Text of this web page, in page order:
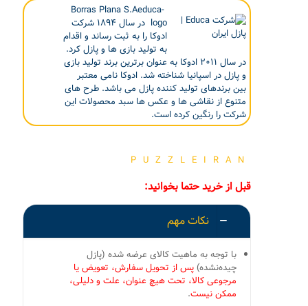
Borras Plana S.Aeduca-
logo در سال ۱۸۹۴ شرکت
ادوکا را به ثبت رساند و اقدام
به تولید بازی ها و پازل کرد.
در سال ۲۰۱۱ ادوکا به عنوان برترین برند تولید بازی
و پازل در اسپانیا شناخته شد. ادوکا نامی معتبر
بین برندهای تولید کننده پازل می باشد. طرح های
متنوع از نقاشی ها و عکس ها سبد محصولات این
شرکت را رنگین کرده است.
PUZZLEIRAN
قبل از خرید حتما بخوانید:
نکات مهم
با توجه به ماهیت کالای عرضه شده (پازل
چیده‌نشده) پس از تحویل سفارش، تعویض یا
مرجوعی کالا، تحت هیچ عنوان، علت و دلیلی،
ممکن نیست.